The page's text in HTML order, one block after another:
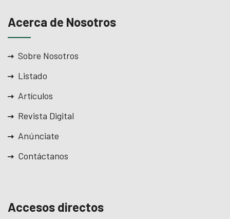
Acerca de Nosotros
Sobre Nosotros
Listado
Artículos
Revista Digital
Anúnciate
Contáctanos
Accesos directos